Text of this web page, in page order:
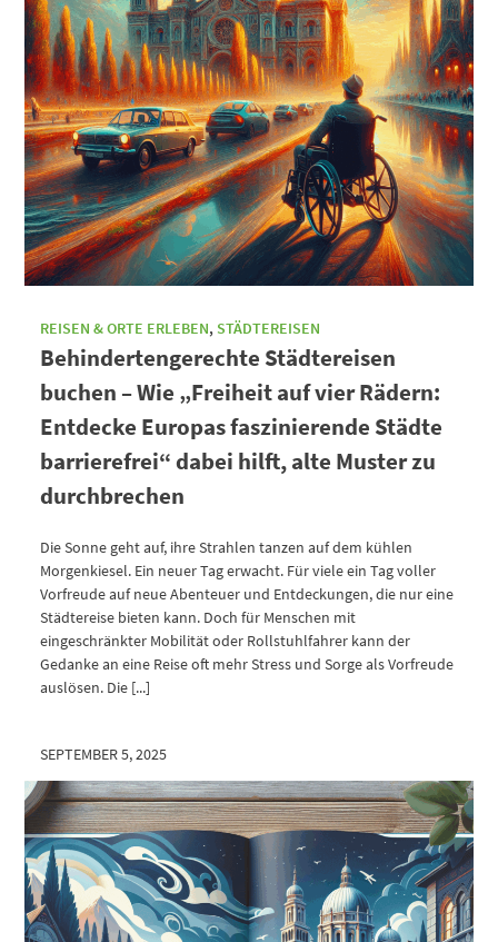
REISEN & ORTE ERLEBEN, STÄDTEREISEN
Behindertengerechte Städtereisen
buchen – Wie „Freiheit auf vier Rädern:
Entdecke Europas faszinierende Städte
barrierefrei“ dabei hilft, alte Muster zu
durchbrechen
Die Sonne geht auf, ihre Strahlen tanzen auf dem kühlen
Morgenkiesel. Ein neuer Tag erwacht. Für viele ein Tag voller
Vorfreude auf neue Abenteuer und Entdeckungen, die nur eine
Städtereise bieten kann. Doch für Menschen mit
eingeschränkter Mobilität oder Rollstuhlfahrer kann der
Gedanke an eine Reise oft mehr Stress und Sorge als Vorfreude
auslösen. Die [...]
SEPTEMBER 5, 2025